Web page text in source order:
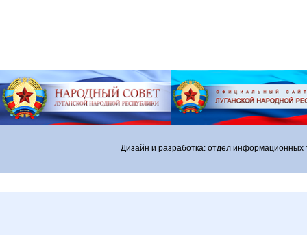
Дизайн и разработка: отдел информационных